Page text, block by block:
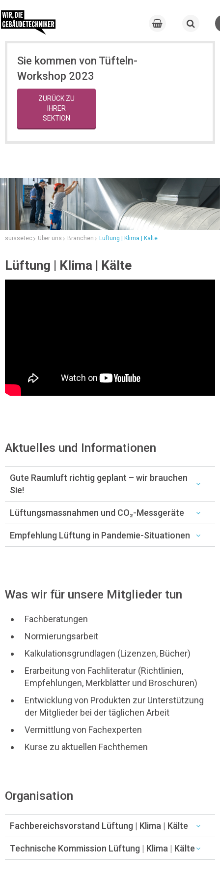
Sie kommen von Tüfteln-
Workshop 2023
ZURÜCK ZU
IHRER
SEKTION
suissetec Über uns Branchen Lüftung | Klima | Kälte
Lüftung | Klima | Kälte
Aktuelles und Informationen
Gute Raumluft richtig geplant – wir brauchen
Sie!
Lüftungsmassnahmen und CO₂-Messgeräte
Empfehlung Lüftung in Pandemie-Situationen
Was wir für unsere Mitglieder tun
Fachberatungen
Normierungsarbeit
Kalkulationsgrundlagen (Lizenzen, Bücher)
Erarbeitung von Fachliteratur (Richtlinien,
Empfehlungen, Merkblätter und Broschüren)
Entwicklung von Produkten zur Unterstützung
der Mitglieder bei der täglichen Arbeit
Vermittlung von Fachexperten
Kurse zu aktuellen Fachthemen
Organisation
Fachbereichsvorstand Lüftung | Klima | Kälte
Technische Kommission Lüftung | Klima | Kälte